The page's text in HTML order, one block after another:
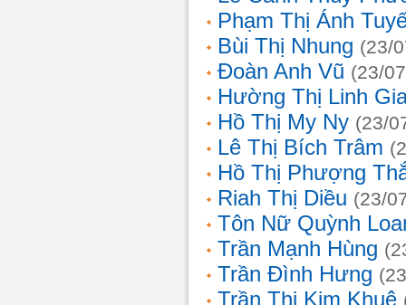
Phạm Thị Ánh
Bùi Thị Nhung (23/
Đoàn Anh Vũ (23/
Hường Thị Linh
Hồ Thị My Ny (23/
Lê Thị Bích Trâm
Hồ Thị Phượng
Riah Thị Diều (23/
Tôn Nữ Quỳnh
Trần Mạnh Hùng
Trần Đình Hưng
Trần Thị Kim Khuê